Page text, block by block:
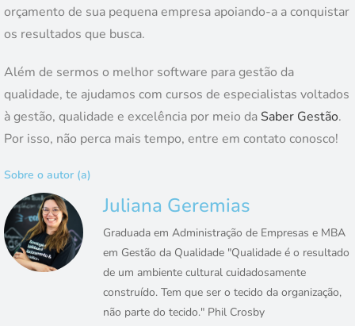
orçamento de sua pequena empresa apoiando-a a conquistar
os resultados que busca.
Além de sermos o melhor software para gestão da
qualidade, te ajudamos com cursos de especialistas voltados
à gestão, qualidade e excelência por meio da Saber Gestão.
Por isso, não perca mais tempo, entre em contato conosco!
Sobre o autor (a)
Juliana Geremias
Graduada em Administração de Empresas e MBA
em Gestão da Qualidade "Qualidade é o resultado
de um ambiente cultural cuidadosamente
construído. Tem que ser o tecido da organização,
não parte do tecido." Phil Crosby